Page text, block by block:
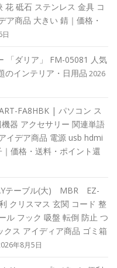
花 砥石 ステンレス 金具 コ
ア商品 大きい 錆｜価格・
「ダリア」 FM-05081 人気
のインテリア・日用品 2026
FA8HBK | パソコン ス
器 アクセサリー 関連単語
イデア商品 電源 usb hdmi
価格・送料・ポイント還
テーブル(大) MBR EZ-
クリスマス 玄関 コード 整
ル フック 吸盤 転倒 防止 つ
クス アイディア商品 ゴミ箱
年8月5日